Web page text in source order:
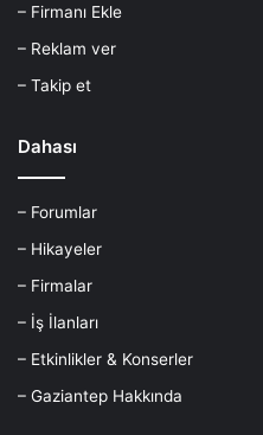
– Firmanı Ekle
– Reklam ver
– Takip et
Dahası
– Forumlar
– Hikayeler
– Firmalar
– İş İlanları
– Etkinlikler & Konserler
– Gaziantep Hakkında